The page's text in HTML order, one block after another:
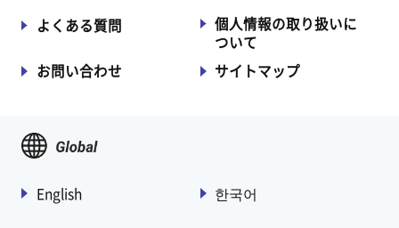
よくある質問
個人情報の取り扱いに
ついて
お問い合わせ サイトマップ
English 한국어